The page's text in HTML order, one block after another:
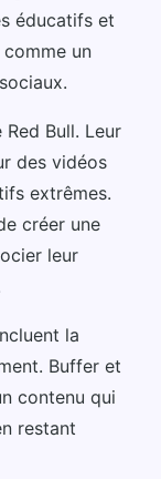
éducatifs et
un
Bull. Leur
des vidéos
extrêmes.
créer une
leur
la
Buffer et
contenu qui
restant